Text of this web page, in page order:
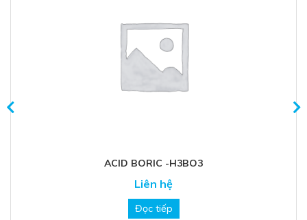
ACID BORIC -H3BO3
Liên hệ
Đọc tiếp